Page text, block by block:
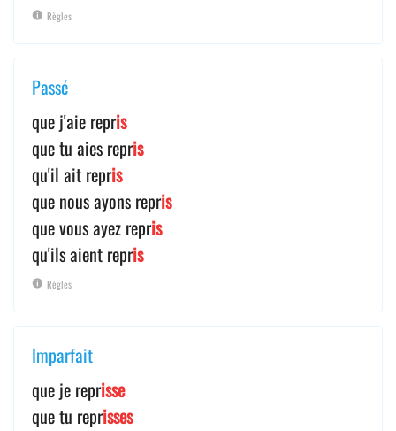
Règles
Passé
que j'aie repris
que tu aies repris
qu'il ait repris
que nous ayons repris
que vous ayez repris
qu'ils aient repris
Règles
Imparfait
que je reprisse
que tu reprisses